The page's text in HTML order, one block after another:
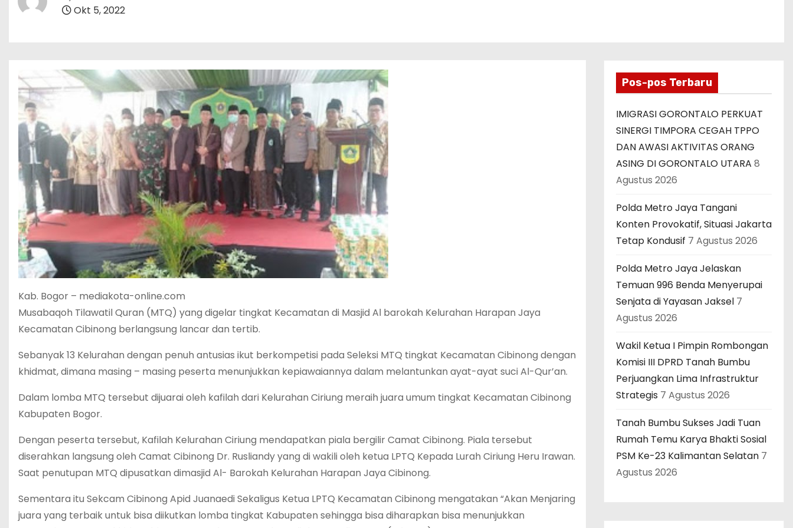
Okt 5, 2022
Kab. Bogor – mediakota-online.com
Musabaqoh Tilawatil Quran (MTQ) yang digelar tingkat Kecamatan di Masjid Al barokah Kelurahan Harapan Jaya
Kecamatan Cibinong berlangsung lancar dan tertib.
Sebanyak 13 Kelurahan dengan penuh antusias ikut berkompetisi pada Seleksi MTQ tingkat Kecamatan Cibinong dengan
khidmat, dimana masing – masing peserta menunjukkan kepiawaiannya dalam melantunkan ayat-ayat suci Al-Qur’an.
Dalam lomba MTQ tersebut dijuarai oleh kafilah dari Kelurahan Ciriung meraih juara umum tingkat Kecamatan Cibinong
Kabupaten Bogor.
Dengan peserta tersebut, Kafilah Kelurahan Ciriung mendapatkan piala bergilir Camat Cibinong. Piala tersebut
diserahkan langsung oleh Camat Cibinong Dr. Rusliandy yang di wakili oleh ketua LPTQ Kepada Lurah Ciriung Heru Irawan.
Saat penutupan MTQ dipusatkan dimasjid Al- Barokah Kelurahan Harapan Jaya Cibinong.
Sementara itu Sekcam Cibinong Apid Juanaedi Sekaligus Ketua LPTQ Kecamatan Cibinong mengatakan “Akan Menjaring
juara yang terbaik untuk bisa diikutkan lomba tingkat Kabupaten sehingga bisa diharapkan bisa menunjukkan
Pos-pos Terbaru
IMIGRASI GORONTALO PERKUAT
SINERGI TIMPORA CEGAH TPPO
DAN AWASI AKTIVITAS ORANG
ASING DI GORONTALO UTARA 8
Agustus 2026
Polda Metro Jaya Tangani
Konten Provokatif, Situasi Jakarta
Tetap Kondusif 7 Agustus 2026
Polda Metro Jaya Jelaskan
Temuan 996 Benda Menyerupai
Senjata di Yayasan Jaksel 7
Agustus 2026
Wakil Ketua I Pimpin Rombongan
Komisi III DPRD Tanah Bumbu
Perjuangkan Lima Infrastruktur
Strategis 7 Agustus 2026
Tanah Bumbu Sukses Jadi Tuan
Rumah Temu Karya Bhakti Sosial
PSM Ke-23 Kalimantan Selatan 7
Agustus 2026